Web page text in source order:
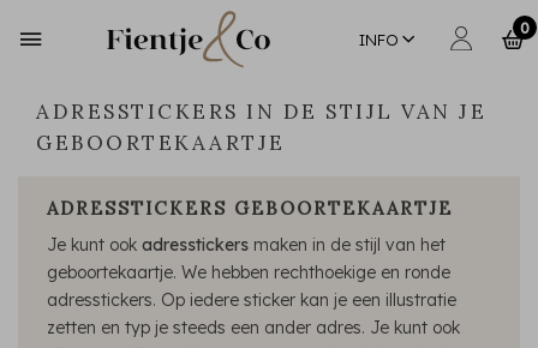
INFO
0
ADRESSTICKERS IN DE STIJL VAN JE
GEBOORTEKAARTJE
ADRESSTICKERS GEBOORTEKAARTJE
Je kunt ook adresstickers maken in de stijl van het
geboortekaartje. We hebben rechthoekige en ronde
adresstickers. Op iedere sticker kan je een illustratie
zetten en typ je steeds een ander adres. Je kunt ook